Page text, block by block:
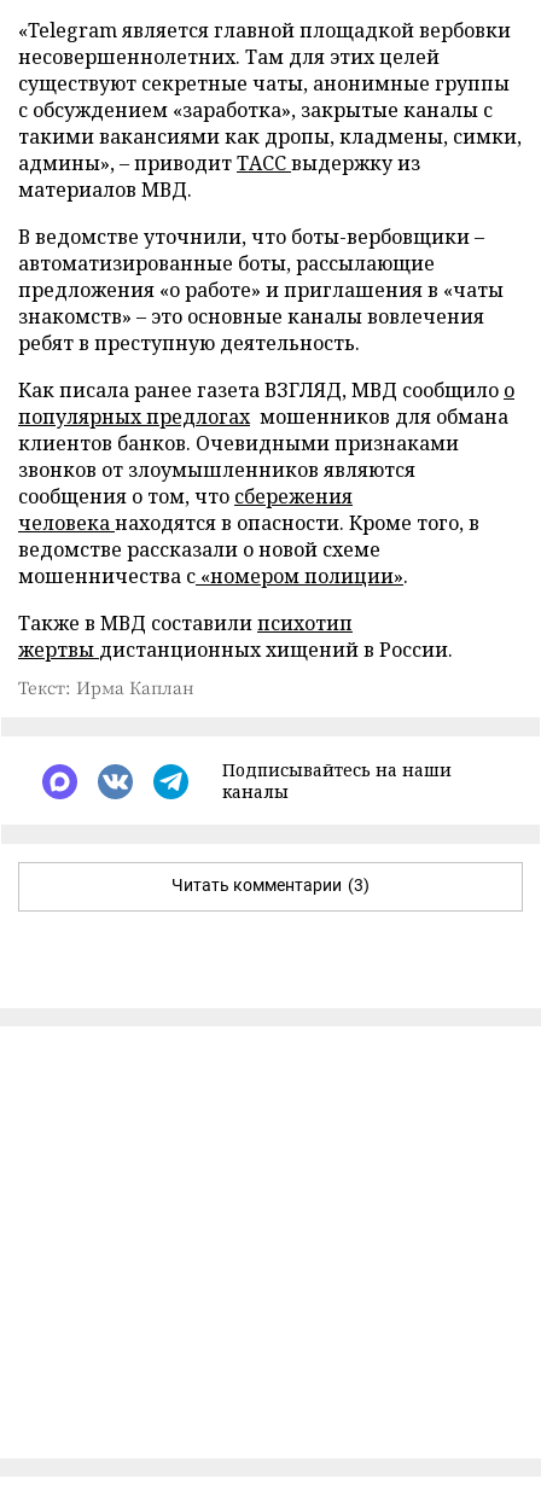
«Telegram является главной площадкой вербовки
несовершеннолетних. Там для этих целей
существуют секретные чаты, анонимные группы
с обсуждением «заработка», закрытые каналы с
такими вакансиями как дропы, кладмены, симки,
админы», – приводитТАССвыдержку из
материалов МВД.
В ведомстве уточнили, что боты-вербовщики –
автоматизированные боты, рассылающие
предложения «о работе» и приглашения в «чаты
знакомств» – это основные каналы вовлечения
ребят в преступную деятельность.
Как писала ранее газета ВЗГЛЯД, МВД сообщило о
популярных предлогахмошенников для обмана
клиентов банков. Очевидными признаками
звонков от злоумышленников являются
сообщения о том, что сбережения
человеканаходятся в опасности. Кроме того, в
ведомстве рассказали о новой схеме
мошенничества с «номером полиции».
Также в МВД составилипсихотип
жертвы дистанционных хищений в России.
Текст: Ирма Каплан
Подписывайтесь на наши
каналы
Читать комментарии (3)